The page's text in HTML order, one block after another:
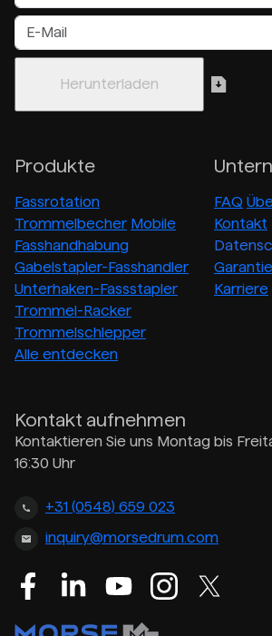
Produkte
Fassrotation
Trommelbecher Mobile
Fasshandhabung
Gabelstapler-Fasshandler
Unterhaken-Fassstapler
Trommel-Racker
Trommelschlepper
Alle entdecken
FAQ
Kontakt
Karriere
Kontakt aufnehmen
Kontaktieren Sie uns Montag bis
16:30 Uhr
+31 (0548) 659 023
inquiry@morsedrum.com